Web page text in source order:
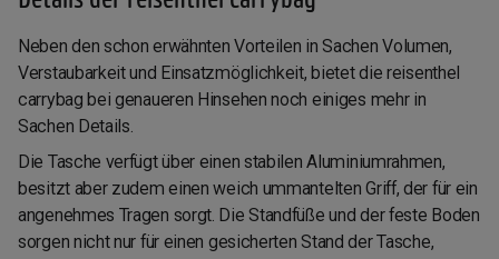
Neben den schon erwähnten Vorteilen in Sachen Volumen,
Verstaubarkeit und Einsatzmöglichkeit, bietet die reisenthel
carrybag bei genaueren Hinsehen noch einiges mehr in
Sachen Details.
Die Tasche verfügt über einen stabilen Aluminiumrahmen,
besitzt aber zudem einen weich ummantelten Griff, der für ein
angenehmes Tragen sorgt. Die Standfüße und der feste Boden
sorgen nicht nur für einen gesicherten Stand der Tasche,